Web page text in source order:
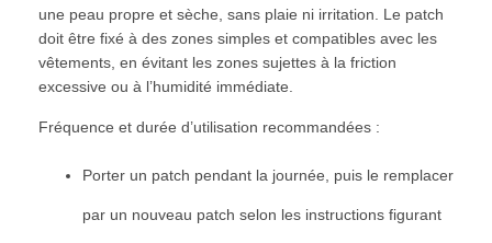
une peau propre et sèche, sans plaie ni irritation. Le patch
doit être fixé à des zones simples et compatibles avec les
vêtements, en évitant les zones sujettes à la friction
excessive ou à l’humidité immédiate.
Fréquence et durée d’utilisation recommandées :
Porter un patch pendant la journée, puis le remplacer
par un nouveau patch selon les instructions figurant